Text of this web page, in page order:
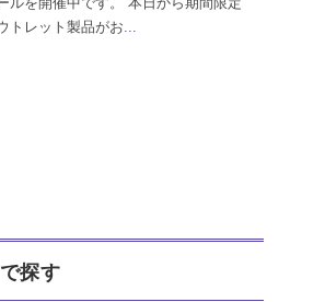
トレット製品がお...
探す